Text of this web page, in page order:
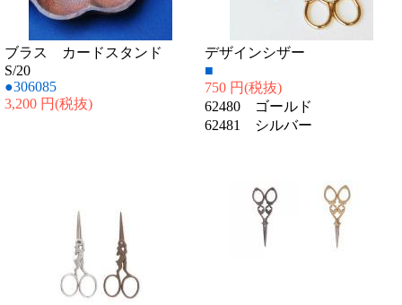
ブラス カードスタンド
S/20
●306085
3,200 円(税抜)
デザインシザー
■
750 円(税抜)
62480 ゴールド
62481 シルバー